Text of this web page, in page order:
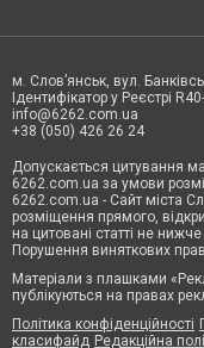
м. Слов’янськ, вул.
Ідентифікатор у Реєстрі
info@6262.com.ua
+38 (050) 426 26 24
Допускається цитування
6262.com.ua за умови
6262.com.ua - Сайт міста
розміщення прямого,
на цитовані статті не
Порушення виняткових
Матеріали з плашками
публікуються на правах
Політика конфіденційності
класифайд Редакційна